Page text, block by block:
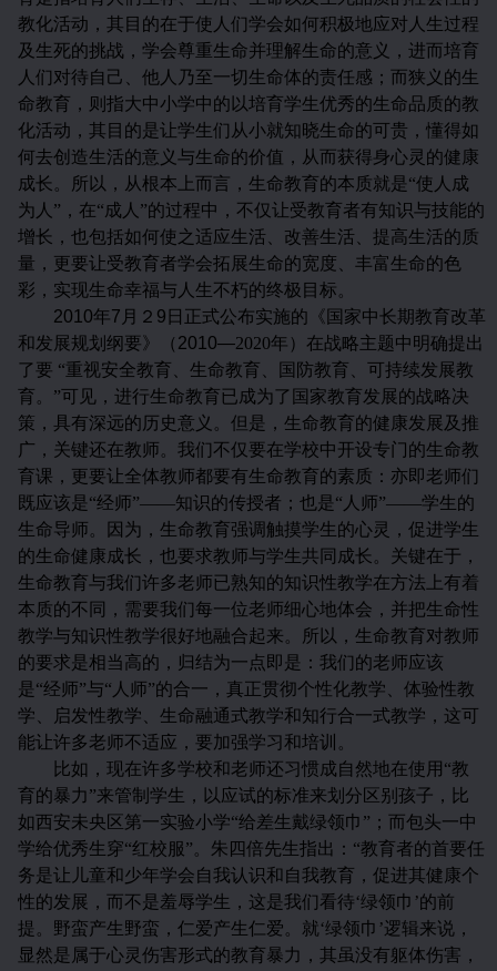
教化活动，其目的在于使人们学会如何积极地应对人生过程
及生死的挑战，学会尊重生命并理解生命的意义，进而培育
人们对待自己、他人乃至一切生命体的责任感；而狭义的生
命教育，则指大中小学中的以培育学生优秀的生命品质的教
化活动，其目的是让学生们从小就知晓生命的可贵，懂得如
何去创造生活的意义与生命的价值，从而获得身心灵的健康
成长。所以，从根本上而言，生命教育的本质就是“使人成
为人”，在“成人”的过程中，不仅让受教育者有知识与技能的
增长，也包括如何使之适应生活、改善生活、提高生活的质
量，更要让受教育者学会拓展生命的宽度、丰富生命的色
彩，实现生命幸福与人生不朽的终极目标。
2010年7 月２ 9 日正式公布实施的《国家中长期教育改革
和发展规划纲要》（ 2010—2020年）在战略主题中明确提出
了要 “重视安全教育、生命教育、国防教育、可持续发展教
育。”可见，进行生命教育已成为了国家教育发展的战略决
策，具有深远的历史意义。但是， 生命教育的健康发展及推
广，关键还在教师。我们不仅要在学校中开设专门的生命教
育课，更要让全体教师都要有生命教育的素质：亦即老师们
既应该是“经师”——知识的传授者；也是“人师”——学生的
生命导师。因为，生命教育强调触摸学生的心灵，促进学生
的生命健康成长，也要求教师与学生共同成长。关键在于，
生命教育与我们许多老师已熟知的知识性教学在方法上有着
本质的不同，需要我们每一位老师细心地体会，并把生命性
教学与知识性教学很好地融合起来。所以，生命教育对教师
的要求是相当高的，归结为一点即是：我们的老师应该
是“经师”与“人师”的合一，真正贯彻个性化教学、体验性教
学、启发性教学、生命融通式教学和知行合一式教学，这可
能让许多老师不适应，要加强学习和培训。
比如，现在许多学校和老师还习惯成自然地在使用“教
育的暴力”来管制学生，以应试的标准来划分区别孩子，比
如西安未央区第一实验小学“给差生戴绿领巾”；而包头一中
学给优秀生穿“红校服”。朱四倍先生指出：“教育者的首要任
务是让儿童和少年学会自我认识和自我教育，促进其健康个
性的发展，而不是羞辱学生，这是我们看待‘绿领巾’的前
提。野蛮产生野蛮，仁爱产生仁爱。就‘绿领巾’逻辑来说，
显然是属于心灵伤害形式的教育暴力，其虽没有躯体伤害，